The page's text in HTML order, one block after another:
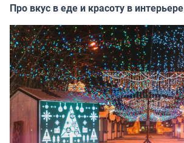
Про вкус в еде и красоту в интерьере